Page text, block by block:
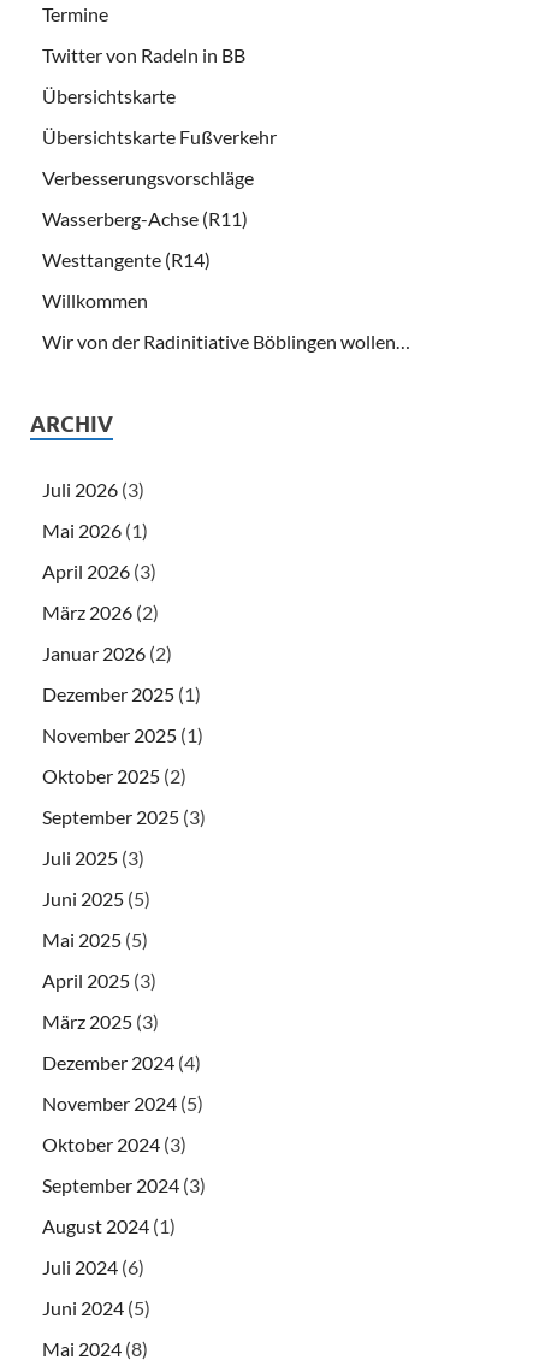
Termine
Twitter von Radeln in BB
Übersichtskarte
Übersichtskarte Fußverkehr
Verbesserungsvorschläge
Wasserberg-Achse (R11)
Westtangente (R14)
Willkommen
Wir von der Radinitiative Böblingen wollen…
ARCHIV
Juli 2026 (3)
Mai 2026 (1)
April 2026 (3)
März 2026 (2)
Januar 2026 (2)
Dezember 2025 (1)
November 2025 (1)
Oktober 2025 (2)
September 2025 (3)
Juli 2025 (3)
Juni 2025 (5)
Mai 2025 (5)
April 2025 (3)
März 2025 (3)
Dezember 2024 (4)
November 2024 (5)
Oktober 2024 (3)
September 2024 (3)
August 2024 (1)
Juli 2024 (6)
Juni 2024 (5)
Mai 2024 (8)